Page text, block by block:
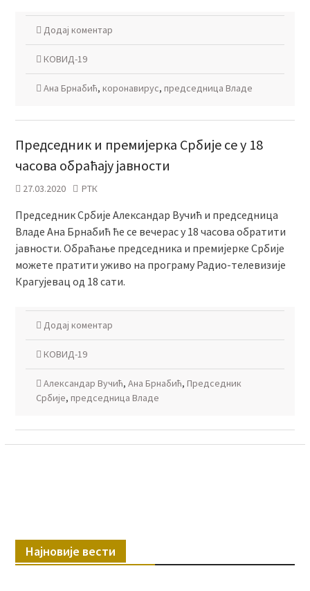
Додај коментар
КОВИД-19
Ана Брнабић, коронавирус, председница Владе
Председник и премијерка Србије се у 18
часова обраћају јавности
27.03.2020 РТК
Председник Србије Александар Вучић и председница
Владе Ана Брнабић ће се вечерас у 18 часова обратити
јавности. Обраћање председника и премијерке Србије
можете пратити уживо на програму Радио-телевизије
Крагујевац од 18 сати.
Додај коментар
КОВИД-19
Александар Вучић, Ана Брнабић, Председник
Србије, председница Владе
Најновије вести